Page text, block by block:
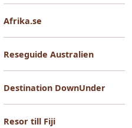
Afrika.se
Reseguide Australien
Destination DownUnder
Resor till Fiji